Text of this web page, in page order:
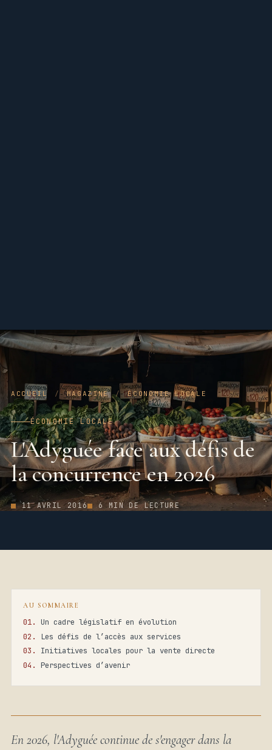
ACCUEIL / MAGAZINE / ÉCONOMIE LOCALE
ÉCONOMIE LOCALE
L'Adyguée face aux défis de
la concurrence en 2026
11 AVRIL 2016 6 MIN DE LECTURE
AU SOMMAIRE
Un cadre législatif en évolution
Les défis de l’accès aux services
Initiatives locales pour la vente directe
Perspectives d’avenir
En 2026, l'Adyguée continue de s'engager dans la